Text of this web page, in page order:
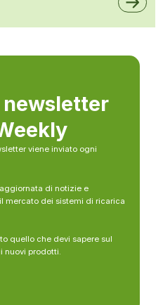
viene inviato ogni
di notizie e
mercato dei sistemi di ricarica
quello che devi sapere sul
nuovi prodotti.